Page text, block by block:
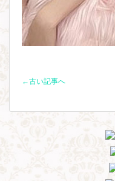
←古い記事へ